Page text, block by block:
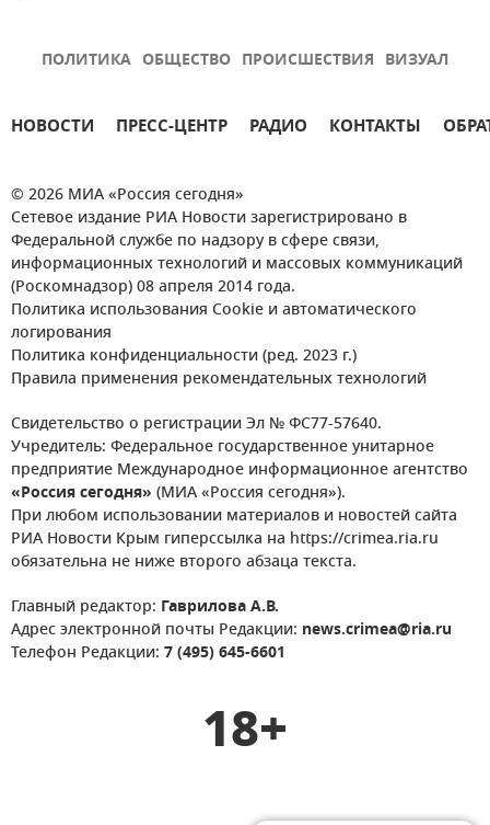
ПОЛИТИКА ОБЩЕСТВО ПРОИСШЕСТВИЯ ВИЗУАЛ
НОВОСТИ ПРЕСС-ЦЕНТР РАДИО КОНТАКТЫ
© 2026 МИА «Россия сегодня»
Сетевое издание РИА Новости зарегистрировано в
Федеральной службе по надзору в сфере связи,
информационных технологий и массовых коммуникаций
(Роскомнадзор) 08 апреля 2014 года.
Политика использования Cookie и автоматического
логирования
Политика конфиденциальности (ред. 2023 г.)
Правила применения рекомендательных технологий
Свидетельство о регистрации Эл № ФС77-57640.
Учредитель: Федеральное государственное унитарное
предприятие Международное информационное агентство
«Россия сегодня» (МИА «Россия сегодня»).
При любом использовании материалов и новостей сайта
РИА Новости Крым гиперссылка на https://crimea.ria.ru
обязательна не ниже второго абзаца текста.
Главный редактор: Гаврилова А.В.
Адрес электронной почты Редакции: news.crimea@ria.ru
Телефон Редакции: 7 (495) 645-6601
18+